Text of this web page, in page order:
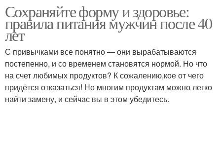
Сохраняйте форму и здоровье:
правила питания мужчин после 40
лет
С привычками все понятно — они вырабатываются
постепенно, и со временем становятся нормой. Но что
на счет любимых продуктов? К сожалению,кое от чего
придётся отказаться! Но многим продуктам можно легко
найти замену, и сейчас вы в этом убедитесь.